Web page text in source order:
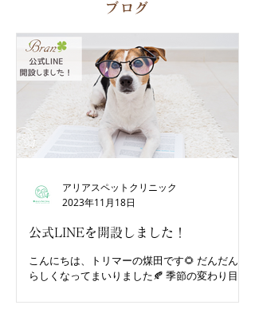
ブログ
公式LINEを開設しました！
こんにちは、トリマーの煤田です🌻 だんだん秋
らしくなってまいりました🍂 季節の変わり目は
様お身体には気をつけて下さいね🍵
アリアスペットクリニック
2023年11月18日